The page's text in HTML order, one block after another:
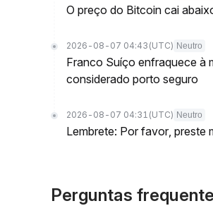
O preço do Bitcoin cai
2026-08-07 04:43 (UTC) Neutro
Franco Suíço enfraquece à
considerado porto seguro
2026-08-07 04:31 (UTC) Neutro
Lembrete: Por favor, preste
Perguntas